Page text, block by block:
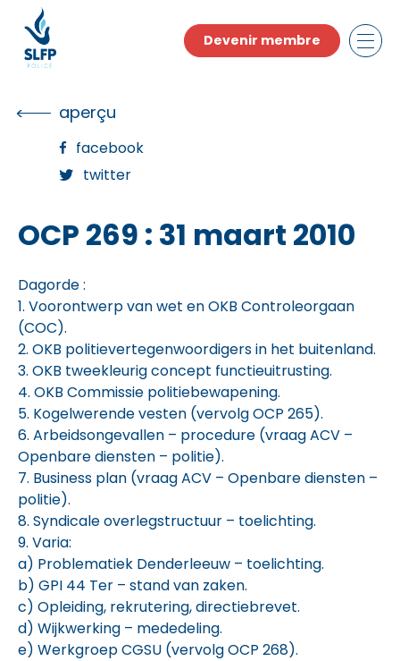
content
Devenir membre
aperçu
facebook
twitter
OCP 269 : 31 maart 2010
Dagorde :
1. Voorontwerp van wet en OKB Controleorgaan
(COC).
2. OKB politievertegenwoordigers in het buitenland.
3. OKB tweekleurig concept functieuitrusting.
4. OKB Commissie politiebewapening.
5. Kogelwerende vesten (vervolg OCP 265).
6. Arbeidsongevallen – procedure (vraag ACV –
Openbare diensten – politie).
7. Business plan (vraag ACV – Openbare diensten –
politie).
8. Syndicale overlegstructuur – toelichting.
9. Varia:
a) Problematiek Denderleeuw – toelichting.
b) GPI 44 Ter – stand van zaken.
c) Opleiding, rekrutering, directiebrevet.
d) Wijkwerking – mededeling.
e) Werkgroep CGSU (vervolg OCP 268).